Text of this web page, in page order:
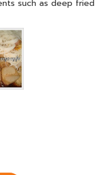
such as deep fried